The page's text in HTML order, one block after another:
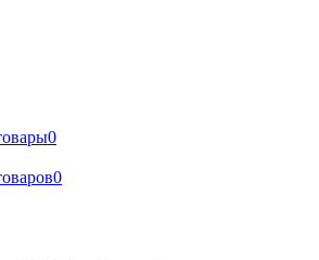
0
0